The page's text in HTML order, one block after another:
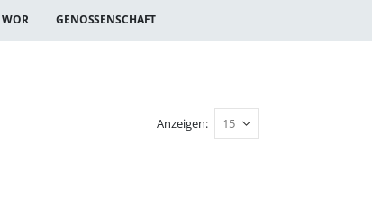
WOR GENOSSENSCHAFT
Anzeigen